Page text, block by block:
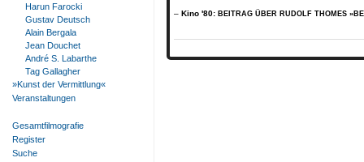
Harun Farocki
Gustav Deutsch
Alain Bergala
Jean Douchet
André S. Labarthe
Tag Gallagher
»Kunst der Vermittlung«
Veranstaltungen
Gesamtfilmografie
Register
Suche
Kino '80: BEITRAG ÜBER RUDOLF THOMES